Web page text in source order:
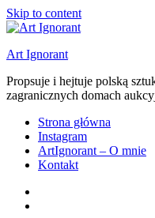
Skip to content
Art Ignorant
Propsuje i hejtuje polską
zagranicznych domach
Strona główna
Instagram
ArtIgnorant – O mnie
Kontakt